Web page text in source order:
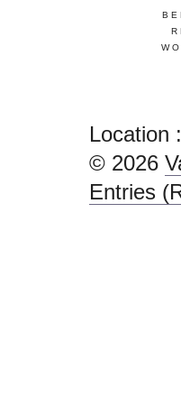
Location :
© 2026
Entries